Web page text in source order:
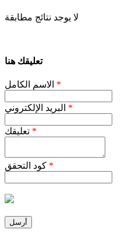
لا يوجد نتائج مطابقة
تعليقك هنا
*
*
*
*